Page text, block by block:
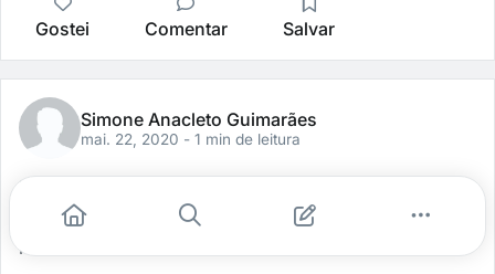
Gostei Comentar Salvar
Simone Anacleto Guimarães
mai. 22, 2020 - 1 min de leitura
Excepcional!
O curso é excepcional me fez ver que a inovação pode